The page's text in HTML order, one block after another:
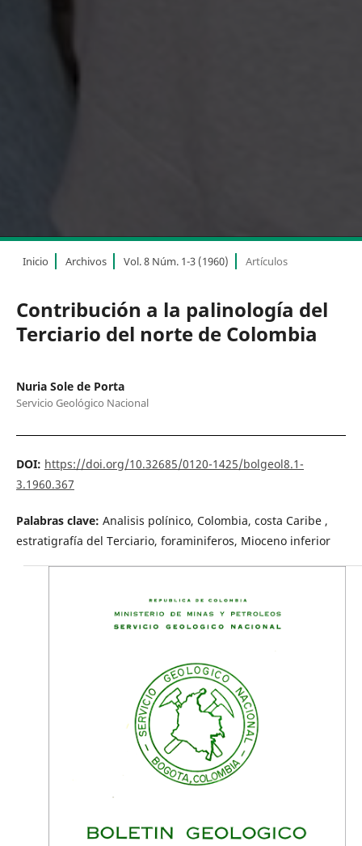
Inicio Archivos Vol. 8 Núm. 1-3 (1960) Artículos
Contribución a la palinología del
Terciario del norte de Colombia
Nuria Sole de Porta
Servicio Geológico Nacional
DOI: https://doi.org/10.32685/0120-1425/bolgeol8.1-
3.1960.367
Palabras clave: Analisis polínico, Colombia, costa Caribe ,
estratigrafía del Terciario, foraminiferos, Mioceno inferior